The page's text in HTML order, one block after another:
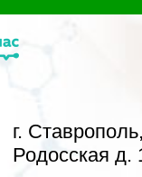
г.
Родосская д.